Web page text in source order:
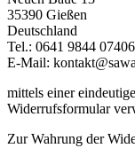
35390 Gießen
Deutschland
Tel.: 0641 9844 074
E-Mail:
mittels einer
Widerrufsformular
Zur Wahrung der